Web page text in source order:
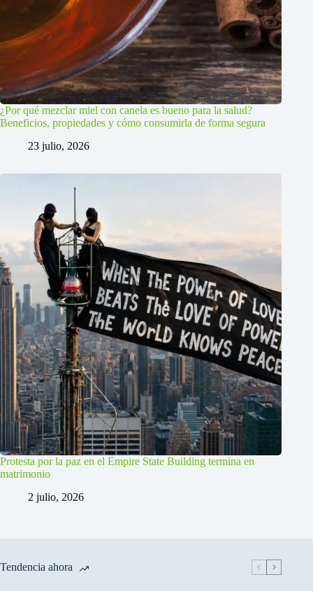
¿Por qué mezclar miel con canela es bueno para la salud?
Beneficios, propiedades y cómo consumirla de forma segura
23 julio, 2026
Protesta por la paz en el Empire State Building termina en
matrimonio
2 julio, 2026
Tendencia ahora